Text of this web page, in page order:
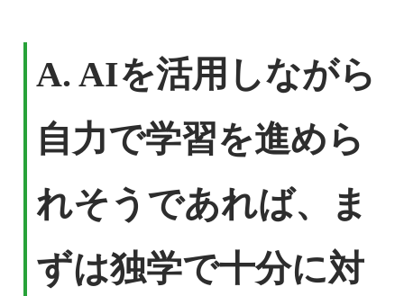
A. AIを活用しながら
自力で学習を進めら
れそうであれば、ま
ずは独学で十分に対